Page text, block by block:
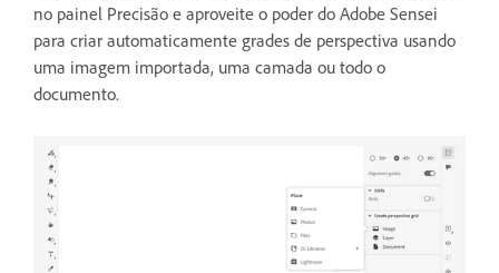
no painel Precisão e aproveite o poder do Adobe Sensei
para criar automaticamente grades de perspectiva usando
uma imagem importada, uma camada ou todo o
documento.